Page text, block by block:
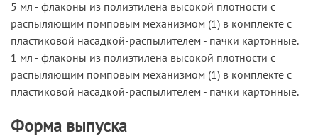
5 мл - флаконы из полиэтилена высокой плотности с
распыляющим помповым механизмом (1) в комплекте с
пластиковой насадкой-распылителем - пачки картонные.
1 мл - флаконы из полиэтилена высокой плотности с
распыляющим помповым механизмом (1) в комплекте с
пластиковой насадкой-распылителем - пачки картонные.
Форма выпуска